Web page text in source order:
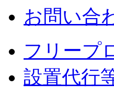
お問い合
フリープ
設置代行